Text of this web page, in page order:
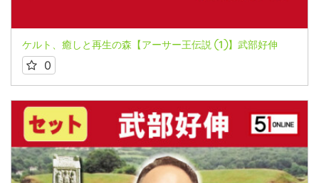
ケルト、癒しと再生の森【アーサー王伝説 ①】武部好伸
0